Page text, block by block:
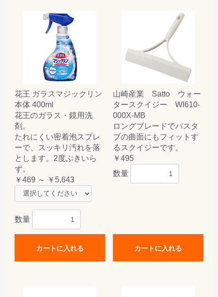
花王 ガラスマジックリン
本体 400ml
花王のガラス・鏡用洗
剤。
たれにくい密着泡スプレ
ーで、スッキリ汚れを落
とします。2度ぶきいら
ず。
￥469 ～ ￥5,643
数量
カートに入れる
山崎産業 Satto ウォー
タースクイジー WI610-
000X-MB
ロングブレードでバスタ
ブの曲面にもフィットす
るスクイジーです。
￥495
数量
カートに入れる